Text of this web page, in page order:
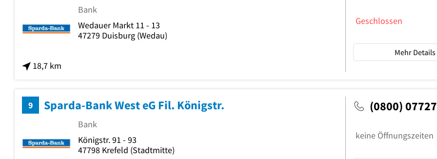
18,7 km
Bank
Wedauer Markt 11 - 13
47279 Duisburg (Wedau)
Geschlossen
Mehr Details
9 Sparda-Bank West eG Fil. Königstr.
Bank
Königstr. 91 - 93
47798 Krefeld (Stadtmitte)
(0800)
keine Öffnungszeiten